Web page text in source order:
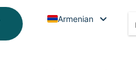
Armenian